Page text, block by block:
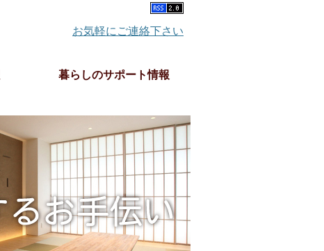
暮らしのサポート情報
お気軽にご連絡下さい